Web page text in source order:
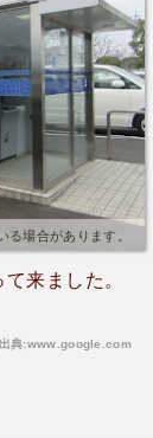
る場合があります。
来ました。
出典:www.google.com